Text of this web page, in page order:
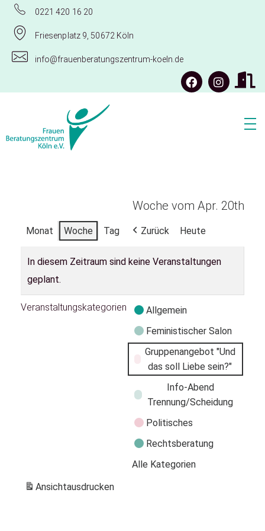
0221 420 16 20
Friesenplatz 9, 50672 Köln
info@frauenberatungszentrum-koeln.de
Woche vom Apr. 20th
Monat Woche Tag Zurück Heute
In diesem Zeitraum sind keine Veranstaltungen
geplant.
Veranstaltungskategorien
Allgemein
Feministischer Salon
Gruppenangebot "Und
das soll Liebe sein?"
Info-Abend
Trennung/Scheidung
Politisches
Rechtsberatung
Alle Kategorien
Ansichtausdrucken